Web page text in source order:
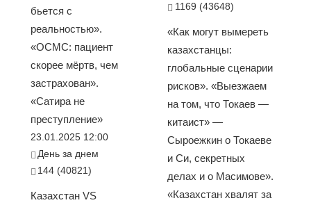
бьется с
реальностью».
«ОСМС: пациент
скорее мёртв, чем
застрахован».
«Сатира не
преступление»
23.01.2025 12:00
День за днем
144 (40821)
Казахстан VS
1169 (43648)
«Как могут вымереть
казахстанцы:
глобальные сценарии
рисков». «Выезжаем
на том, что Токаев —
китаист» —
Сыроежкин о Токаеве
и Си, секретных
делах и о Масимове».
«Казахстан хвалят за